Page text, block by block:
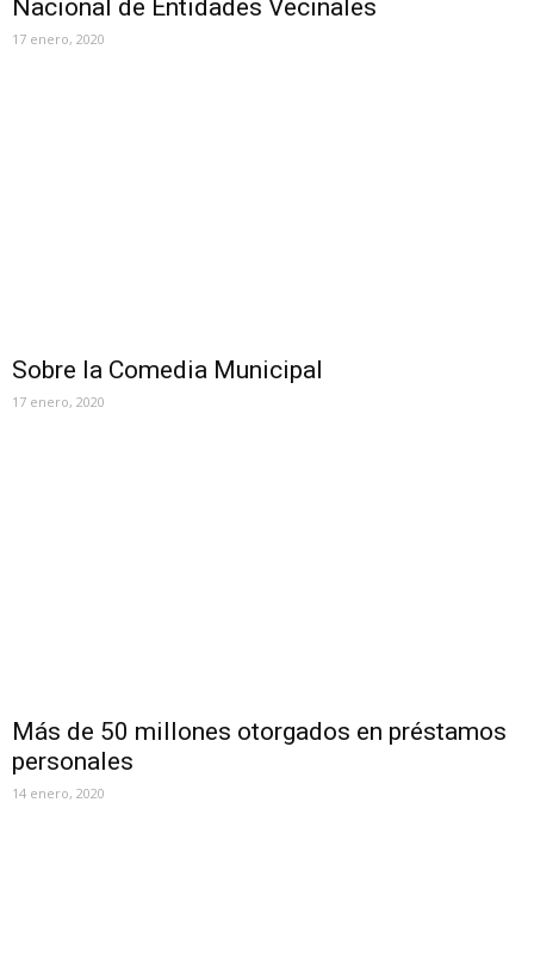
Nacional de Entidades Vecinales
17 enero, 2020
Sobre la Comedia Municipal
17 enero, 2020
Más de 50 millones otorgados en préstamos
personales
14 enero, 2020